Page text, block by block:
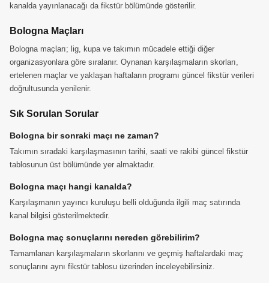
kanalda yayınlanacağı da fikstür bölümünde gösterilir.
Bologna Maçları
Bologna maçları; lig, kupa ve takımın mücadele ettiği diğer
organizasyonlara göre sıralanır. Oynanan karşılaşmaların skorları,
ertelenen maçlar ve yaklaşan haftaların programı güncel fikstür verileri
doğrultusunda yenilenir.
Sık Sorulan Sorular
Bologna bir sonraki maçı ne zaman?
Takımın sıradaki karşılaşmasının tarihi, saati ve rakibi güncel fikstür
tablosunun üst bölümünde yer almaktadır.
Bologna maçı hangi kanalda?
Karşılaşmanın yayıncı kuruluşu belli olduğunda ilgili maç satırında
kanal bilgisi gösterilmektedir.
Bologna maç sonuçlarını nereden görebilirim?
Tamamlanan karşılaşmaların skorlarını ve geçmiş haftalardaki maç
sonuçlarını aynı fikstür tablosu üzerinden inceleyebilirsiniz.